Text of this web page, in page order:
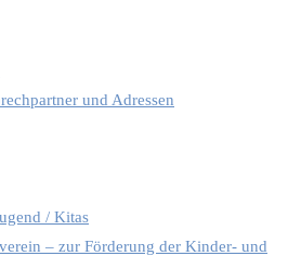
und Adressen
/ Kitas
– zur Förderung der Kinder- und